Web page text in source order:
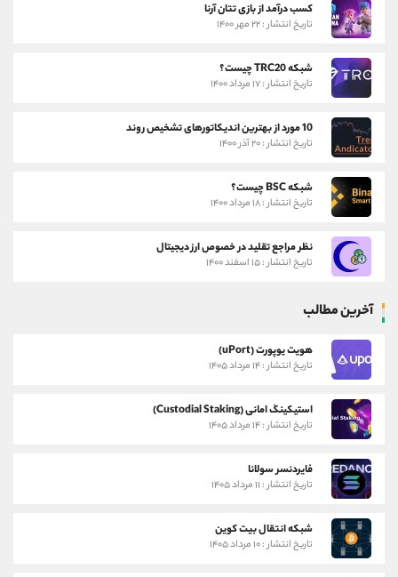
کسب درآمد از بازی تتان آرنا
تاریخ انتشار : ۲۲ مهر ۱۴۰۰
شبکه TRC20 چیست؟
تاریخ انتشار : ۱۷ مرداد ۱۴۰۰
10 مورد از بهترین اندیکاتورهای تشخیص روند
تاریخ انتشار : ۲۰ آذر ۱۴۰۰
شبکه BSC چیست؟
تاریخ انتشار : ۱۸ مرداد ۱۴۰۰
نظر مراجع تقلید در خصوص ارز دیجیتال
تاریخ انتشار : ۱۵ اسفند ۱۴۰۰
آخرین مطالب
هویت یوپورت (uPort)
تاریخ انتشار : ۱۴ مرداد ۱۴۰۵
استیکینگ امانی (Custodial Staking)
تاریخ انتشار : ۱۴ مرداد ۱۴۰۵
فایردنسر سولانا
تاریخ انتشار : ۱۱ مرداد ۱۴۰۵
شبکه انتقال بیت کوین
تاریخ انتشار : ۱۰ مرداد ۱۴۰۵